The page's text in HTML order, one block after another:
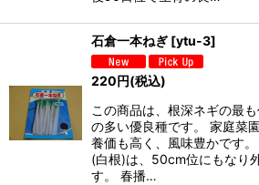
石倉一本ねぎ [ytu-3]
220円(税込)
この商品は、根深ネギの最
の多い優良種です。 家庭菜
養価も高く、風味豊かです
(白根)は、50cm位にもなり
す。 春播…